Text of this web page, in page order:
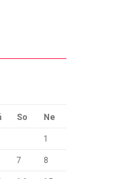
So Ne
1
7 8